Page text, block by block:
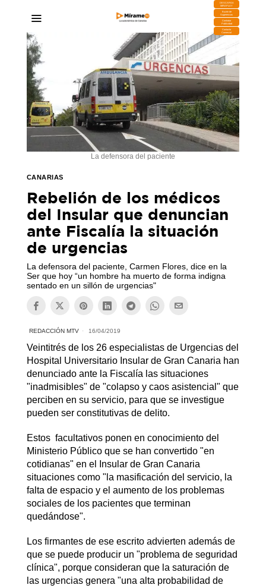
DESCARGA
MIRAPLAY
Buzón de
Sugerencias
Contratar
Publicidad
Contacto
Comercial
La defensora del paciente
CANARIAS
Rebelión de los médicos
del Insular que denuncian
ante Fiscalía la situación
de urgencias
La defensora del paciente, Carmen Flores, dice en la
Ser que hoy “un hombre ha muerto de forma indigna
sentado en un sillón de urgencias"
REDACCIÓN MTV 16/04/2019
Veintitrés de los 26 especialistas de Urgencias del
Hospital Universitario Insular de Gran Canaria han
denunciado ante la Fiscalía las situaciones
"inadmisibles" de "colapso y caos asistencial" que
perciben en su servicio, para que se investigue
pueden ser constitutivas de delito.
Estos facultativos ponen en conocimiento del
Ministerio Público que se han convertido "en
cotidianas" en el Insular de Gran Canaria
situaciones como "la masificación del servicio, la
falta de espacio y el aumento de los problemas
sociales de los pacientes que terminan
quedándose".
Los firmantes de ese escrito advierten además de
que se puede producir un "problema de seguridad
clínica", porque consideran que la saturación de
las urgencias genera "una alta probabilidad de